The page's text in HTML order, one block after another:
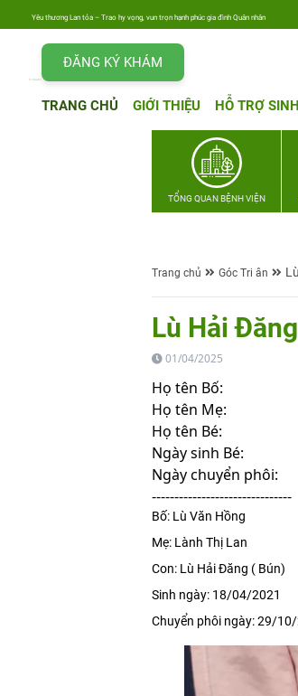
Yêu thương Lan tỏa – Trao hy vọng, vun trọn hạnh phúc gia đình Quân nhân
ĐĂNG KÝ KHÁM
TRANG CHỦ GIỚI THIỆU HỖ TRỢ
TỔNG QUAN BỆNH VIỆN
Trang chủ Góc Tri ân
Lù Hải
01/04/2025
Họ tên Bố:
Họ tên Mẹ:
Họ tên Bé:
Ngày sinh Bé:
Ngày chuyển phôi:
-------------------------------
Bố: Lù Văn Hồng
Mẹ: Lành Thị Lan
Con: Lù Hải Đăng ( Bún)
Sinh ngày: 18/04/2021
Chuyển phôi ngày: 29/